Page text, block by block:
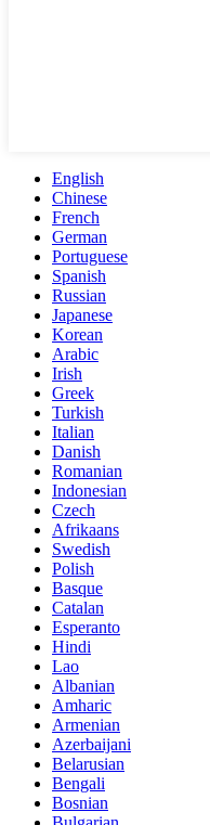
English
Chinese
French
German
Portuguese
Spanish
Russian
Japanese
Korean
Arabic
Irish
Greek
Turkish
Italian
Danish
Romanian
Indonesian
Czech
Afrikaans
Swedish
Polish
Basque
Catalan
Esperanto
Hindi
Lao
Albanian
Amharic
Armenian
Azerbaijani
Belarusian
Bengali
Bosnian